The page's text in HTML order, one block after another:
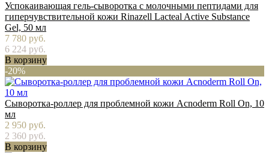
Успокаивающая гель-сыворотка с молочными пептидами для
гиперчувствительной кожи Rinazell Lacteal Active Substance
Gel, 50 мл
7 780 руб.
6 224 руб.
В корзину
-20%
Сыворотка-роллер для проблемной кожи Acnoderm Roll On, 10
мл
2 950 руб.
2 360 руб.
В корзину